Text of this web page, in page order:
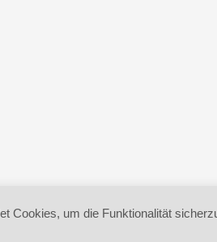
Cookies, um die Funktionalität